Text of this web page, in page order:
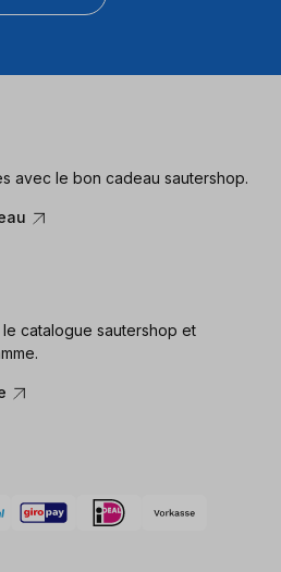
avec le bon cadeau sautershop.
catalogue sautershop et